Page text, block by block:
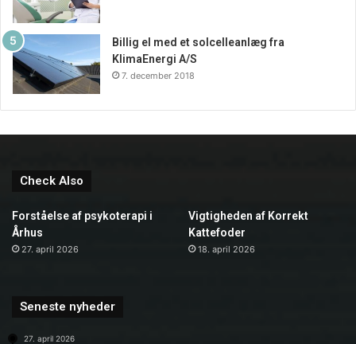
Billig el med et solcelleanlæg fra
KlimaEnergi A/S
7. december 2018
Check Also
Forståelse af psykoterapi i
Århus
27. april 2026
Vigtigheden af Korrekt
Kattefoder
18. april 2026
Seneste nyheder
27. april 2026